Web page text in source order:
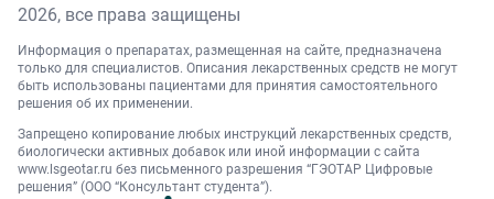
2026, все права защищены
Информация о препаратах, размещенная на сайте, предназначена
только для специалистов. Описания лекарственных средств не могут
быть использованы пациентами для принятия самостоятельного
решения об их применении.
Запрещено копирование любых инструкций лекарственных средств,
биологически активных добавок или иной информации с сайта
www.lsgeotar.ru без письменного разрешения “ГЭОТАР Цифровые
решения” (ООО “Консультант студента”).